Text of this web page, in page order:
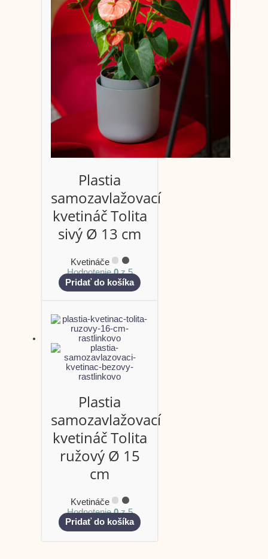
Plastia
samozavlažovací
kvetináč Tolita
sivý Ø 13 cm
Kvetináče
Hodnotenie0z 5
Pridať do košíka
Plastia
samozavlažovací
kvetináč Tolita
ružový Ø 15
cm
Kvetináče
Hodnotenie0z 5
Pridať do košíka